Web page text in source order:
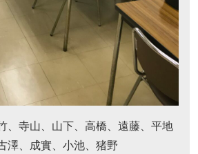
、寺山、山下、高橋、遠藤、平地
澤、成實、小池、猪野